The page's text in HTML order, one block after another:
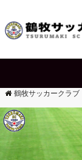
鶴牧サッカークラブ